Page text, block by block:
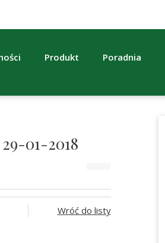
Produkt Poradnia
01-2018
Wróć do listy